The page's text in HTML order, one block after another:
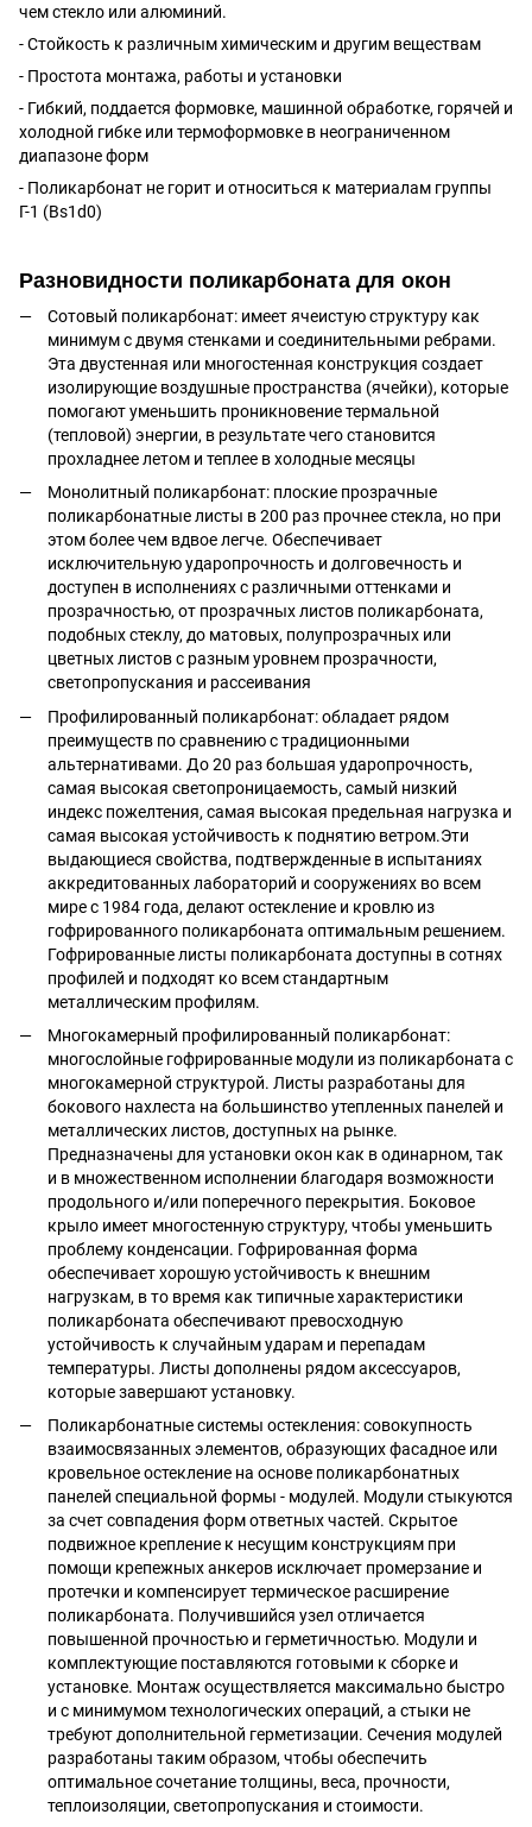
чем стекло или алюминий.
- Стойкость к различным химическим и другим веществам
- Простота монтажа, работы и установки
- Гибкий, поддается формовке, машинной обработке, горячей и
холодной гибке или термоформовке в неограниченном
диапазоне форм
- Поликарбонат не горит и относиться к материалам группы
Г-1 (Bs1d0)
Разновидности поликарбоната для окон
Сотовый поликарбонат: имеет ячеистую структуру как
минимум с двумя стенками и соединительными ребрами.
Эта двустенная или многостенная конструкция создает
изолирующие воздушные пространства (ячейки), которые
помогают уменьшить проникновение термальной
(тепловой) энергии, в результате чего становится
прохладнее летом и теплее в холодные месяцы
Монолитный поликарбонат: плоские прозрачные
поликарбонатные листы в 200 раз прочнее стекла, но при
этом более чем вдвое легче. Обеспечивает
исключительную ударопрочность и долговечность и
доступен в исполнениях с различными оттенками и
прозрачностью, от прозрачных листов поликарбоната,
подобных стеклу, до матовых, полупрозрачных или
цветных листов с разным уровнем прозрачности,
светопропускания и рассеивания
Профилированный поликарбонат: обладает рядом
преимуществ по сравнению с традиционными
альтернативами. До 20 раз большая ударопрочность,
самая высокая светопроницаемость, самый низкий
индекс пожелтения, самая высокая предельная нагрузка и
самая высокая устойчивость к поднятию ветром.Эти
выдающиеся свойства, подтвержденные в испытаниях
аккредитованных лабораторий и сооружениях во всем
мире с 1984 года, делают остекление и кровлю из
гофрированного поликарбоната оптимальным решением.
Гофрированные листы поликарбоната доступны в сотнях
профилей и подходят ко всем стандартным
металлическим профилям.
Многокамерный профилированный поликарбонат:
многослойные гофрированные модули из поликарбоната с
многокамерной структурой. Листы разработаны для
бокового нахлеста на большинство утепленных панелей и
металлических листов, доступных на рынке.
Предназначены для установки окон как в одинарном, так
и в множественном исполнении благодаря возможности
продольного и/или поперечного перекрытия. Боковое
крыло имеет многостенную структуру, чтобы уменьшить
проблему конденсации. Гофрированная форма
обеспечивает хорошую устойчивость к внешним
нагрузкам, в то время как типичные характеристики
поликарбоната обеспечивают превосходную
устойчивость к случайным ударам и перепадам
температуры. Листы дополнены рядом аксессуаров,
которые завершают установку.
Поликарбонатные системы остекления: совокупность
взаимосвязанных элементов, образующих фасадное или
кровельное остекление на основе поликарбонатных
панелей специальной формы - модулей. Модули стыкуются
за счет совпадения форм ответных частей. Скрытое
подвижное крепление к несущим конструкциям при
помощи крепежных анкеров исключает промерзание и
протечки и компенсирует термическое расширение
поликарбоната. Получившийся узел отличается
повышенной прочностью и герметичностью. Модули и
комплектующие поставляются готовыми к сборке и
установке. Монтаж осуществляется максимально быстро
и с минимумом технологических операций, а стыки не
требуют дополнительной герметизации. Сечения модулей
разработаны таким образом, чтобы обеспечить
оптимальное сочетание толщины, веса, прочности,
теплоизоляции, светопропускания и стоимости.